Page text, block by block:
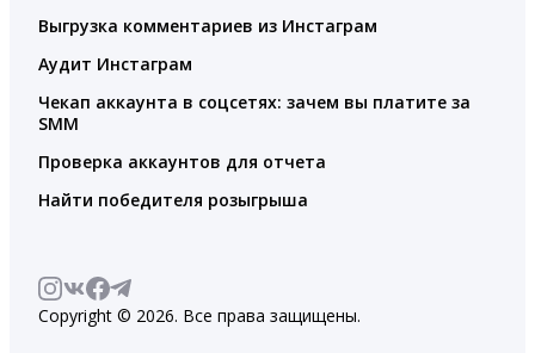
Выгрузка комментариев из Инстаграм
Аудит Инстаграм
Чекап аккаунта в соцсетях: зачем вы платите за
SMM
Проверка аккаунтов для отчета
Найти победителя розыгрыша
Copyright © 2026. Все права защищены.